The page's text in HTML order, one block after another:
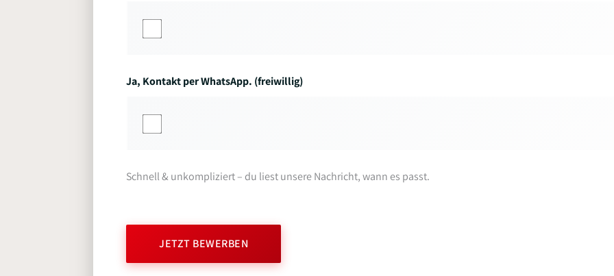
Ja, Kontakt per WhatsApp. (freiwillig)
Schnell & unkompliziert – du liest unsere Nachricht, wann es passt.
JETZT BEWERBEN